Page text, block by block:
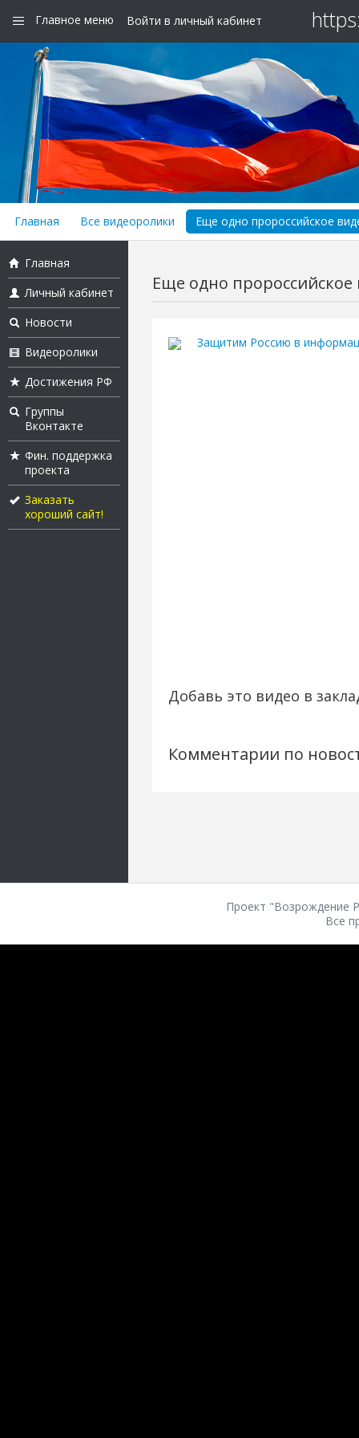
Главное меню Войти в личный кабинет
Главная Все видеоролики Еще одно пророссийское
Главная
Личный кабинет
Новости
Видеоролики
Достижения РФ
Группы
Вконтакте
Фин. поддержка
проекта
Заказать
хороший сайт!
Еще одно пророссийское
Защитим Россию в
Добавь это видео в
Комментарии по
Проект "Возрождение
Все